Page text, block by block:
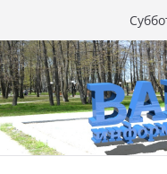
к
содержимому